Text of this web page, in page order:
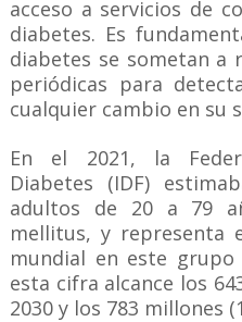
acceso a servicios de
diabetes. Es
diabetes se sometan a
periódicas para
cualquier cambio en su
En el 2021, la
Diabetes (IDF)
adultos de 20 a 79
mellitus, y representa
mundial en este
esta cifra alcance los
2030 y los 783 millones